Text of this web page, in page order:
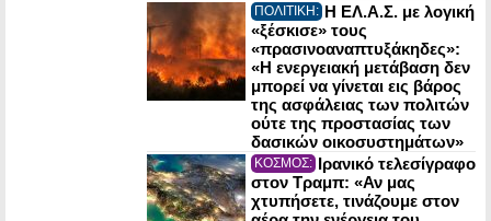
ΠΟΛΙΤΙΚΗ: Η ΕΛ.Α.Σ. με λογική
«ξέσκισε» τους
«πρασινοαναπτυξάκηδες»:
«Η ενεργειακή μετάβαση δεν
μπορεί να γίνεται εις βάρος
της ασφάλειας των πολιτών
ούτε της προστασίας των
δασικών οικοσυστημάτων»
ΚΟΣΜΟΣ: Ιρανικό τελεσίγραφο
στον Τραμπ: «Αν μας
χτυπήσετε, τινάζουμε στον